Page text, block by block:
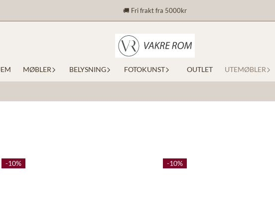
🚚 Fri frakt fra 5000kr
MØBLER BELYSNING FOTOKUNST OUTLET UTEMØBLER
-10% -10%